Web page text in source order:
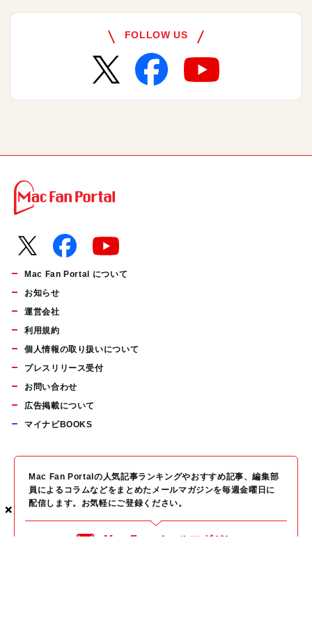
×
×
×
FOLLOW US
Mac Fan Portal について
お知らせ
運営会社
利用規約
個人情報の取り扱いについて
プレスリリース受付
お問い合わせ
広告掲載について
マイナビBOOKS
Mac Fan Portalの人気記事ランキングやおすすめ記事、編集部
員によるコラムなどをまとめたメールマガジンを毎週金曜日に
配信します。お気軽にご登録ください。
Mac Fan メールマガジン